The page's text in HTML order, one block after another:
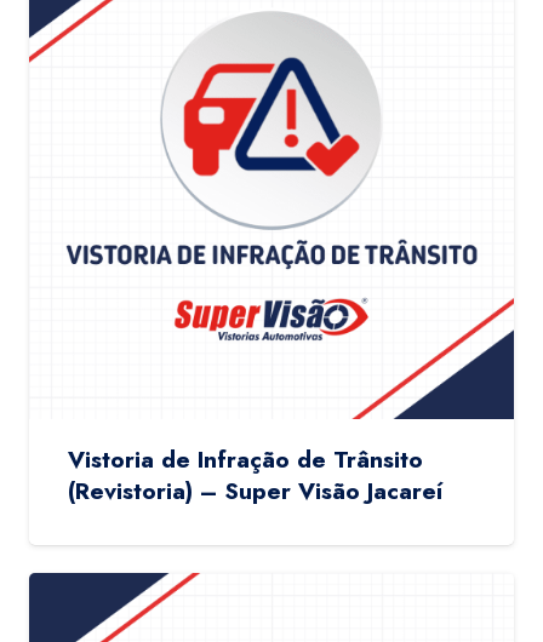
Vistoria de Infração de Trânsito
(Revistoria) – Super Visão Jacareí